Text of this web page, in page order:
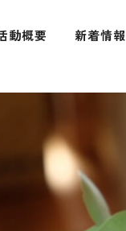
動概要 新着情報